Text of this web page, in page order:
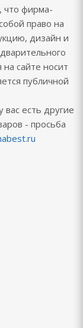
фирма-
право на
дизайн и
сайте носит
публичной
есть другие
- просьба